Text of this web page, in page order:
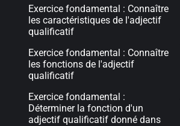
Exercice fondamental : Connaître
les caractéristiques de l'adjectif
qualificatif
Exercice fondamental : Connaître
les fonctions de l'adjectif
qualificatif
Exercice fondamental :
Déterminer la fonction d'un
adjectif qualificatif donné dans